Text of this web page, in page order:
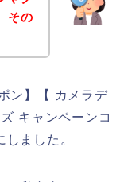
その
ン】【 カメラデ
キャンペーンコ
ました。